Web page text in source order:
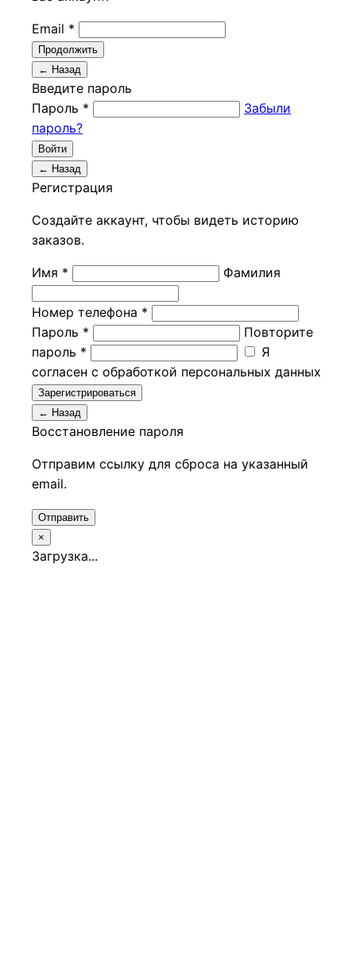
Email *
Продолжить
← Назад
Введите пароль
Пароль *
Забыли
пароль?
Войти
← Назад
Регистрация
Создайте аккаунт, чтобы видеть историю
заказов.
Имя * Фамилия
Номер телефона *
Пароль *
Повторите
пароль *
Я
согласен с обработкой персональных данных
Зарегистрироваться
← Назад
Восстановление пароля
Отправим ссылку для сброса на указанный
email.
Отправить
×
Загрузка...